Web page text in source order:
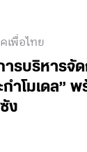
เพื่อไทย
ารบริหาร
ำโมเดล”
ง